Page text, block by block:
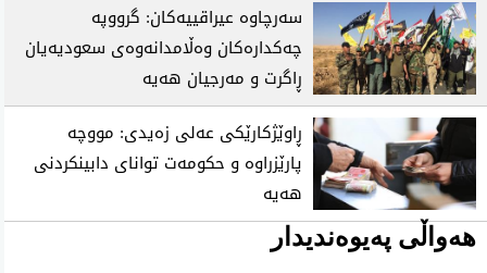
سەرچاوە عیراقییەکان: گرووپە
چەکدارەکان وەڵامدانەوەی سعودیەیان
ڕاگرت و مەرجیان هەیە
ڕاوێژکارێکی عەلی زەیدی: مووچە
پارێزراوە و حکومەت توانای دابینکردنی
هەیە
هەواڵی پەیوەندیدار